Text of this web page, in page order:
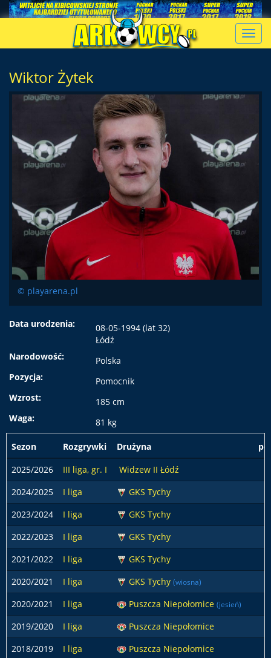
Wiktor Żytek
© playarena.pl
Data urodzenia:
08-05-1994 (lat 32)
Łódź
Narodowość:
Polska
Pozycja:
Pomocnik
Wzrost:
185 cm
Waga:
81 kg
Sezon Rozgrywki Drużyna
2025/2026
III liga, gr. I Widzew II Łódź
2024/2025
I liga GKS Tychy
2023/2024
I liga GKS Tychy
2022/2023
I liga GKS Tychy
2021/2022
I liga GKS Tychy
2020/2021
I liga GKS Tychy (wiosna)
2020/2021
I liga Puszcza Niepołomice (jesień)
2019/2020
I liga Puszcza Niepołomice
2018/2019
I liga Puszcza Niepołomice